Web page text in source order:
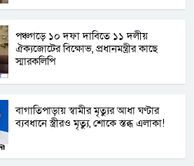
পঞ্চগড়ে ১০ দফা দাবিতে ১১ দলীয়
ঐক্যজোটের বিক্ষোভ, প্রধানমন্ত্রীর কাছে
স্মারকলিপি
বাগাতিপাড়ায় স্বামীর মৃত্যুর আধা ঘণ্টার
ব্যবধানে স্ত্রীরও মৃত্যু, শোকে স্তব্ধ এলাকা!